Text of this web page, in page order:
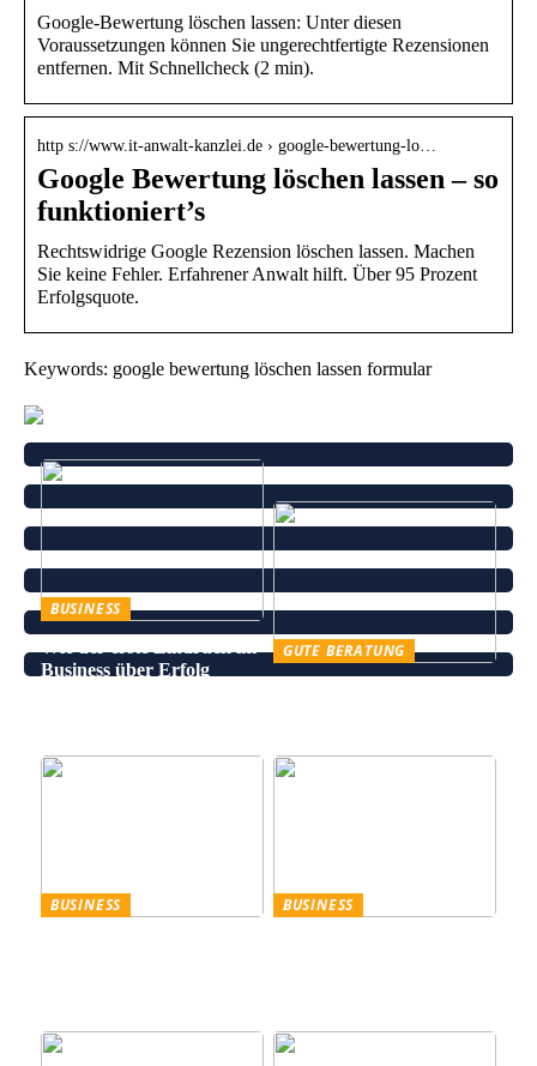
Google-Bewertung löschen lassen: Unter diesen
Voraussetzungen können Sie ungerechtfertigte Rezensionen
entfernen. Mit Schnellcheck (2 min).
http s://www.it-anwalt-kanzlei.de › google-bewertung-lo…
Google Bewertung löschen lassen – so
funktioniert’s
Rechtswidrige Google Rezension löschen lassen. Machen
Sie keine Fehler. Erfahrener Anwalt hilft. Über 95 Prozent
Erfolgsquote.
Keywords: google bewertung löschen lassen formular
BUSINESS
Business über Erfolg
GUTE BERATUNG
BUSINESS
BUSINESS